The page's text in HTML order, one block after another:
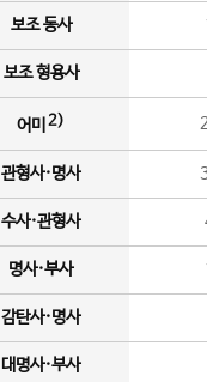
보조 동사
보조 형용사
어미 2)
관형사·명사
수사·관형사
명사·부사
감탄사·명사
대명사·부사